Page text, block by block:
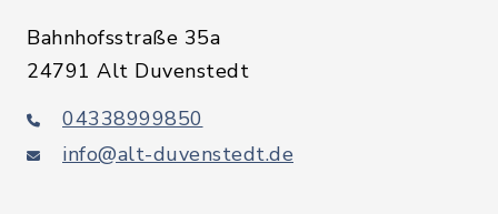
Bahnhofsstraße 35a
24791 Alt Duvenstedt
04338999850
info@alt-duvenstedt.de